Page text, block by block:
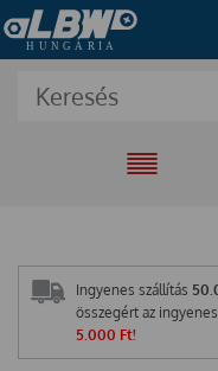
EGYÜTT A
Ingyenes szállítás
összegért az
5.000 Ft!